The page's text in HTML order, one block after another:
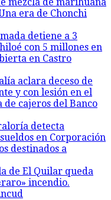
era de Chonchi
detiene a 3
con 5 millones en
en Castro
aclara deceso de
y con lesión en el
cajeros del Banco
detecta
en Corporación
destinados a
de El Quilar queda
incendio.